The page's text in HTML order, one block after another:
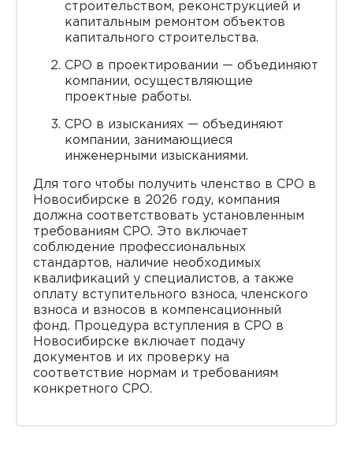
строительством, реконструкцией и
капитальным ремонтом объектов
капитального строительства.
СРО в проектировании — объединяют
компании, осуществляющие
проектные работы.
СРО в изысканиях — объединяют
компании, занимающиеся
инженерными изысканиями.
Для того чтобы получить членство в СРО в
Новосибирске в 2026 году, компания
должна соответствовать установленным
требованиям СРО. Это включает
соблюдение профессиональных
стандартов, наличие необходимых
квалификаций у специалистов, а также
оплату вступительного взноса, членского
взноса и взносов в компенсационный
фонд. Процедура вступления в СРО в
Новосибирске включает подачу
документов и их проверку на
соответствие нормам и требованиям
конкретного СРО.